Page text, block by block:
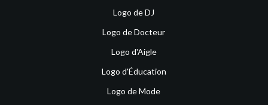
Logo de DJ
Logo de Docteur
Logo d'Aigle
Logo d'Éducation
Logo de Mode